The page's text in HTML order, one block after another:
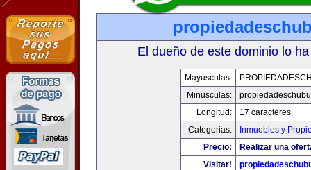
El dueño de este dominio lo
Mayusculas:
Minusculas:
Longitud:
17 caracteres
Categorias:
Inmuebles y
Precio:
Realizar una
Visitar!